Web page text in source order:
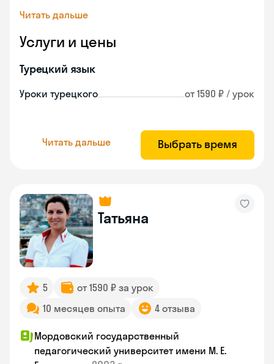
Читать дальше
Услуги и цены
Турецкий язык
Уроки турецкого от 1590 ₽ / урок
Читать дальше Выбрать время
Татьяна
5
от 1590 ₽ за урок
10 месяцев опыта
4 отзыва
Мордовский государственный
педагогический университет имени М. Е.